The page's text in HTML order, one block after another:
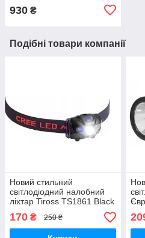
930 ₴
Подібні товари компанії
Новий стильний
світлодіодний налобний
ліхтар Tiross TS1861 Black
з Європи
170 ₴ 250 ₴